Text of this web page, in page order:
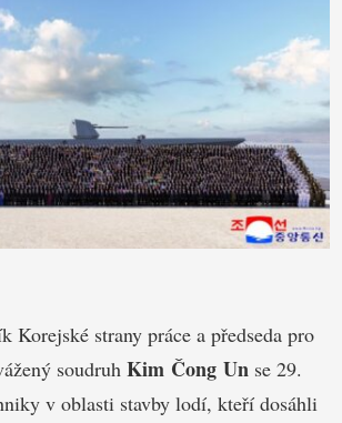
strany práce a předseda pro
soudruh Kim Čong Un se 29.
v oblasti stavby lodí, kteří dosáhli